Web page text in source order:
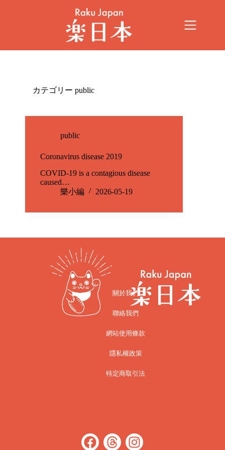
カテゴリー public
public
Coronavirus disease 2019
COVID-19 is a contagious disease
caused…
樂小編
2026-05-19
關於我們
聯絡我們
網站使用條款
隱私權政策
特定商取引法